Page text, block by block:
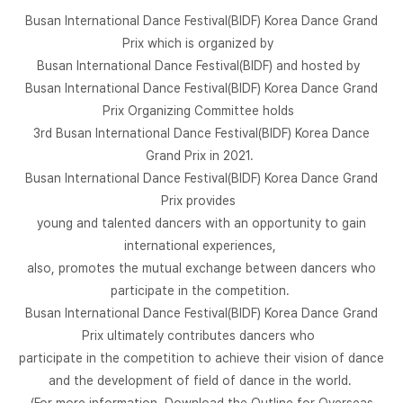
Busan International Dance Festival(BIDF) Korea Dance Grand
Prix which is organized by
Busan International Dance Festival(BIDF) and hosted by
Busan International Dance Festival(BIDF) Korea Dance Grand
Prix Organizing Committee holds
3rd Busan International Dance Festival(BIDF) Korea Dance
Grand Prix in 2021.
Busan International Dance Festival(BIDF) Korea Dance Grand
Prix provides
young and talented dancers with an opportunity to gain
international experiences,
also, promotes the mutual exchange between dancers who
participate in the competition.
Busan International Dance Festival(BIDF) Korea Dance Grand
Prix ultimately contributes dancers who
participate in the competition to achieve their vision of dance
and the development of field of dance in the world.